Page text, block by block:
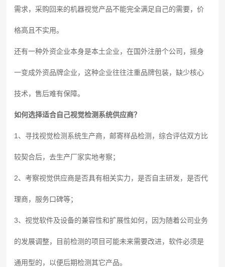
需求，采购回来的机器视觉产品不能完全满足自己的需要，价
格高且不实用。
还有一种外资企业本身是本土企业，在国外注册个公司，摇身
一变成外资品牌企业，这种企业往往注重品牌包装，缺少核心
技术，售后难有保障。
如何选择适合自己视觉检测系统供应商？
1、寻找视觉检测系统生产商，邮寄样品检测，综合评估双方比
较契合后，去生产厂家实地考察；
2、考察视觉供应商是否具有相关实力，是否自主研发，是否代
理商，服务口碑等；
3、视觉软件及设备的兼容性和扩展性如何，因为随着公司业务
的发展调整，目前检测的项目可能未来需要改进，软件必须是
通用型的，以便后期检测其它产品。